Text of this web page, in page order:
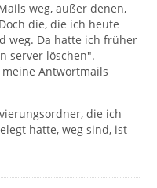
weg, außer denen,
die, die ich heute
weg. Da hatte ich früher
server löschen".
Antwortmails
die ich
hatte, weg sind, ist